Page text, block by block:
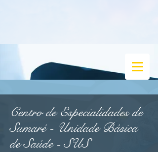
Centro de Especialidades de
Sumaré - Unidade Básica
de Saúde - SUS